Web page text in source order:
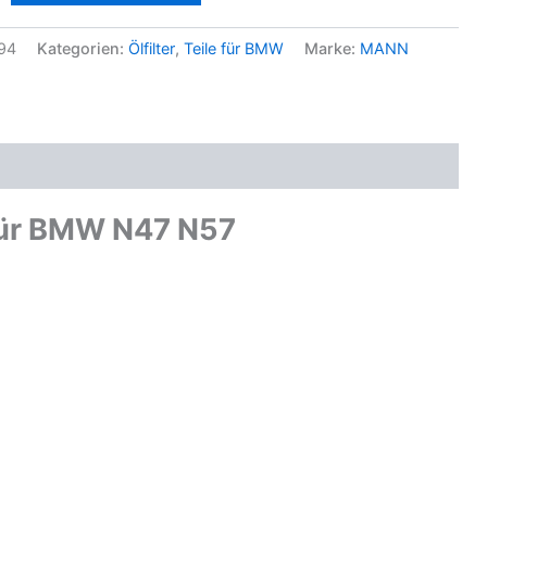
Kategorien: Ölfilter, Teile für BMW Marke: MANN
BMW N47 N57